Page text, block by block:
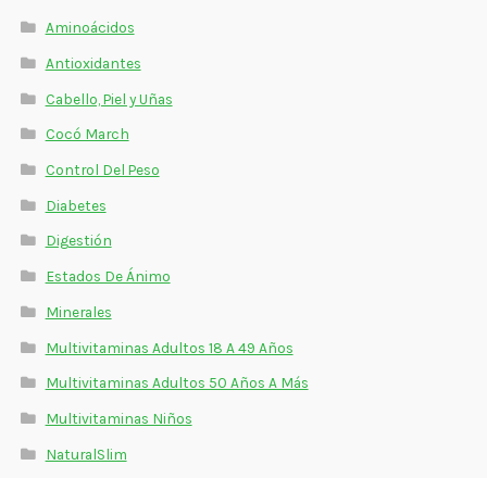
Aminoácidos
Antioxidantes
Cabello, Piel y Uñas
Cocó March
Control Del Peso
Diabetes
Digestión
Estados De Ánimo
Minerales
Multivitaminas Adultos 18 A 49 Años
Multivitaminas Adultos 50 Años A Más
Multivitaminas Niños
NaturalSlim